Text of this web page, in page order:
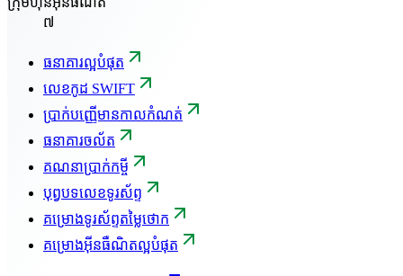
៧
ធនាគារល្អបំផុត
លេខកូដ SWIFT
ប្រាក់បញ្ញើមានកាលកំណត់
ធនាគារចល័ត
គណនាប្រាក់កម្ចី
បុព្វបទលេខទូរស័ព្ទ
គម្រោងទូរស័ព្ទតម្លៃថោក
គម្រោងអ៊ីនធឺណិតល្អបំផុត